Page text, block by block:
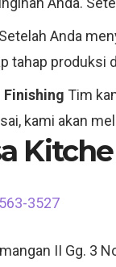
Setelah Anda
tahap produksi
Finishing Tim
kami akan
3527
II Gg. 3